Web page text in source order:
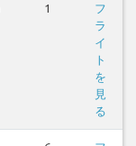
1
フ
ラ
イ
ト
を
見
る